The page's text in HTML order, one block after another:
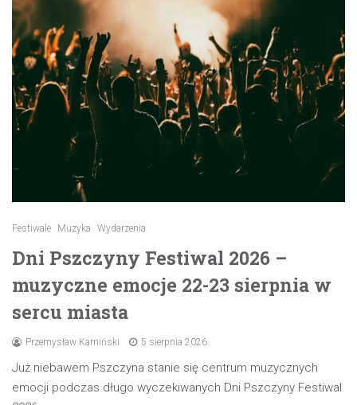
Festiwale Muzyka Wydarzenia
Dni Pszczyny Festiwal 2026 –
muzyczne emocje 22-23 sierpnia w
sercu miasta
Przemysław Kamiński 5 sierpnia 2026
Już niebawem Pszczyna stanie się centrum muzycznych
emocji podczas długo wyczekiwanych Dni Pszczyny Festiwal